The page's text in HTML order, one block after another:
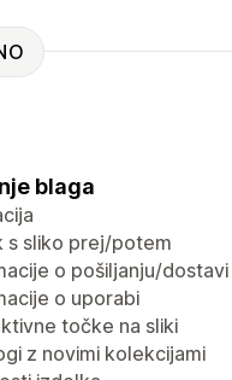
blaga
s sliko prej/potem
o pošiljanju/dostavi
o uporabi
točke na sliki
z novimi kolekcijami